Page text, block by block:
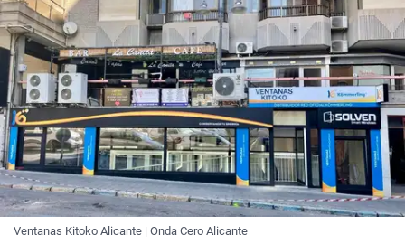
Ventanas Kitoko Alicante | Onda Cero Alicante